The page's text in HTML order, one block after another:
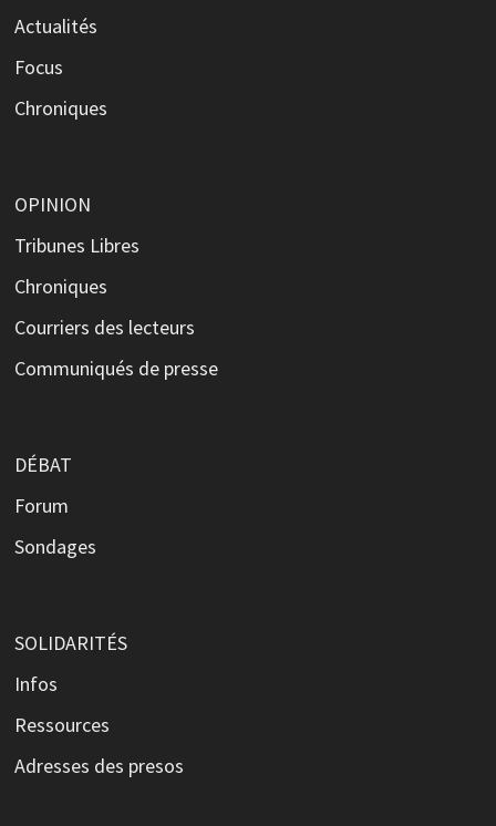
Actualités
Focus
Chroniques
OPINION
Tribunes Libres
Chroniques
Courriers des lecteurs
Communiqués de presse
DÉBAT
Forum
Sondages
SOLIDARITÉS
Infos
Ressources
Adresses des presos